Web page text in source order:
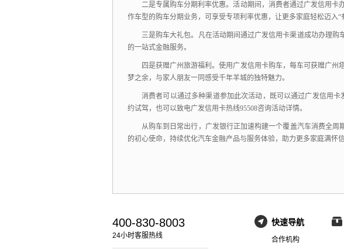
二是专属购车分期利率优惠。活动期间， 消费者通过广发信用卡
作车型的购车分期业务，
可享受专项利率优惠， 让更多家庭轻松迈入“
三是购车大礼包。凡在活动期间通过广发信用卡渠道成功办理
的一站式金融服务。
四是获赠广州旅游福利。使用广发信用卡购车，每车可获赠广
梦之余，与家人朋友一同感受千年羊城的独特魅力。
消费者可以通过多种渠道参加此次活动， 既可以通过广发信用卡
约试驾， 也可以致电广发信用卡热线95508咨询活动详情。
从购车到日常出行， 广发银行正加速构建一个覆盖汽车消费全周
的初心使命， 持续优化汽车金融产品与服务体验， 助力更多家庭满怀
400-830-8003
24小时客服热线
快速导航
合作机构